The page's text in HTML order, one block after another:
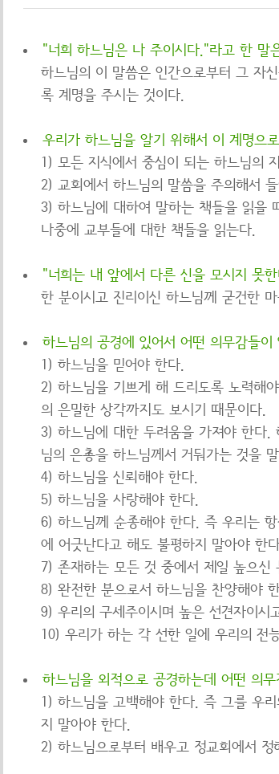
"너희 하느님은 나 주이시다."라고 한 말
하느님의 이 말씀은 인간으로부터 그 자
록 계명을 주시는 것이다.
우리가 하느님을 알기 위해서 이 계명으
1) 모든 지식에서 중심이 되는 하느님의
2) 교회에서 하느님의 말씀을 주의해서
3) 하느님에 대하여 말하는 책들을 읽을
나중에 교부들에 대한 책들을 읽는다.
"너희는 내 앞에서 다른 신을 모시지 못
한 분이시고 진리이신 하느님께 굳건한
하느님의 공경에 있어서 어떤 의무감들이
1) 하느님을 믿어야 한다.
2) 하느님을 기쁘게 해 드리도록 노력해
의 은밀한 상각까지도 보시기 때문이다.
3) 하느님에 대한 두려움을 가져야 한다.
님의 은총을 하느님께서 거둬가는 것을
4) 하느님을 신뢰해야 한다.
5) 하느님을 사랑해야 한다.
6) 하느님께 순종해야 한다. 즉 우리는
에 어긋난다고 해도 불평하지 말아야 한
7) 존재하는 모든 것 중에서 제일 높으신
8) 완전한 분으로서 하느님을 찬양해야
9) 우리의 구세주이시며 높은 선견자이시
10) 우리가 하는 각 선한 일에 우리의 전
하느님을 외적으로 공경하는데 어떤 의
1) 하느님을 고백해야 한다. 즉 그를 우
지 말아야 한다.
2) 하느님으로부터 배우고 정교회에서 정